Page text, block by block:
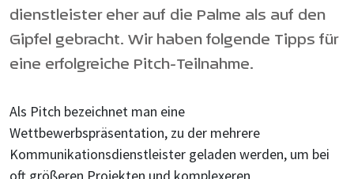
dienstleister eher auf die Palme als auf den
Gipfel gebracht. Wir haben folgende Tipps für
eine erfolgreiche Pitch-Teilnahme.
Als Pitch bezeichnet man eine
Wettbewerbspräsentation, zu der mehrere
Kommunikationsdienstleister geladen werden, um bei